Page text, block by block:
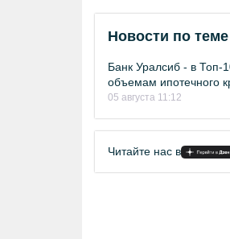
Новости по теме
Банк Уралсиб - в Топ-
объемам ипотечного
05 августа 11:12
Читайте нас в